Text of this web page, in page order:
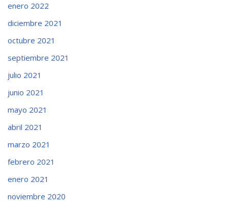
enero 2022
diciembre 2021
octubre 2021
septiembre 2021
julio 2021
junio 2021
mayo 2021
abril 2021
marzo 2021
febrero 2021
enero 2021
noviembre 2020